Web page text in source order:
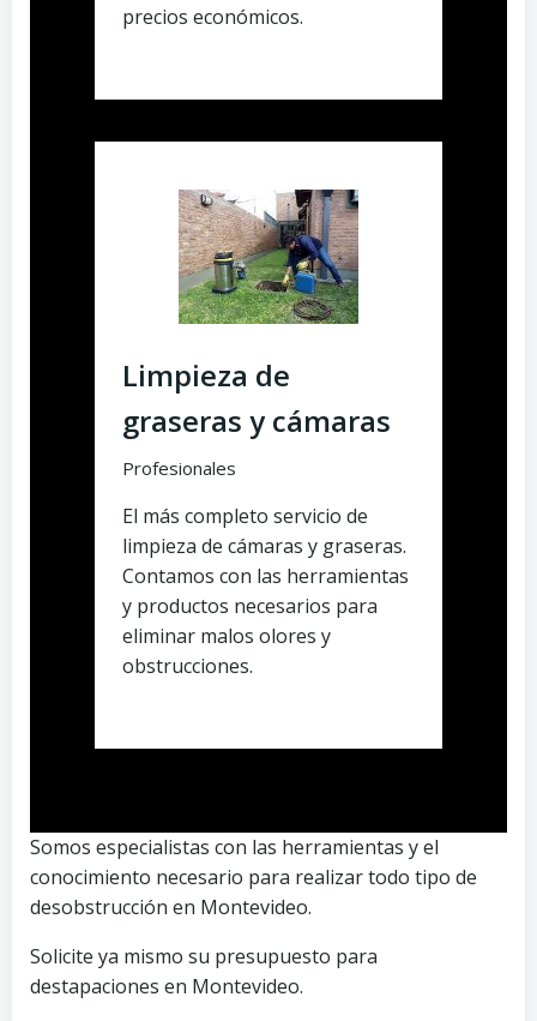
precios económicos.
Limpieza de
graseras y cámaras
Profesionales
El más completo servicio de
limpieza de cámaras y graseras.
Contamos con las herramientas
y productos necesarios para
eliminar malos olores y
obstrucciones.
Somos especialistas con las herramientas y el
conocimiento necesario para realizar todo tipo de
desobstrucción en Montevideo.
Solicite ya mismo su presupuesto para
destapaciones en Montevideo.